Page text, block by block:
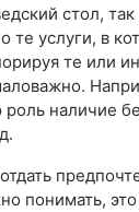
стол,
те услуги, в
те или
наличие
понимать, это